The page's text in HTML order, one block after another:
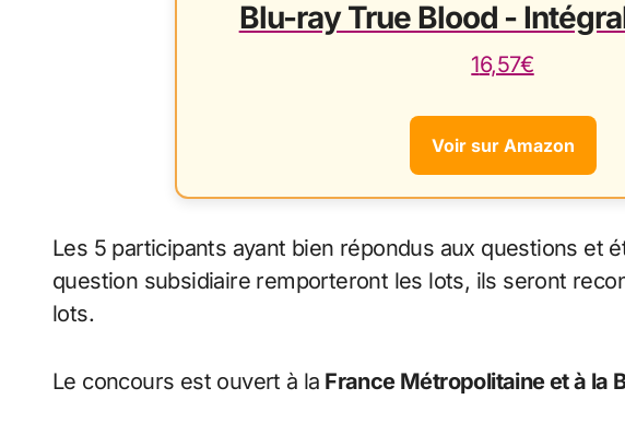
Blu-ray True Blood -
16,57€
Voir sur Amazon
Les 5 participants ayant bien répondus aux questions et
question subsidiaire remporteront les lots, ils seront
lots.
Le concours est ouvert à la France Métropolitaine et à la